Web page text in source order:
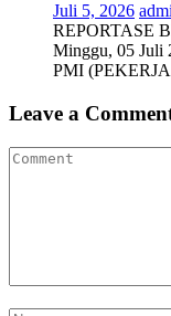
Juli 5, 2026
REPORTASE
Minggu, 05 Juli
PMI
Leave a